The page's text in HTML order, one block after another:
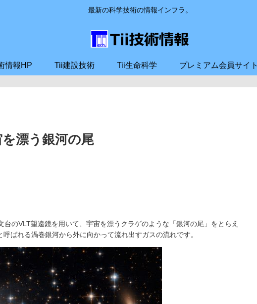
最新の科学技術の情報インフラ。
情報HP Tii建設技術 Tii生命科学 プレミアム会員サイト
漂う銀河の尾
のVLT望遠鏡を用いて、宇宙を漂うクラゲのような「銀河の尾」をとらえ
ばれる渦巻銀河から外に向かって流れ出すガスの流れです。